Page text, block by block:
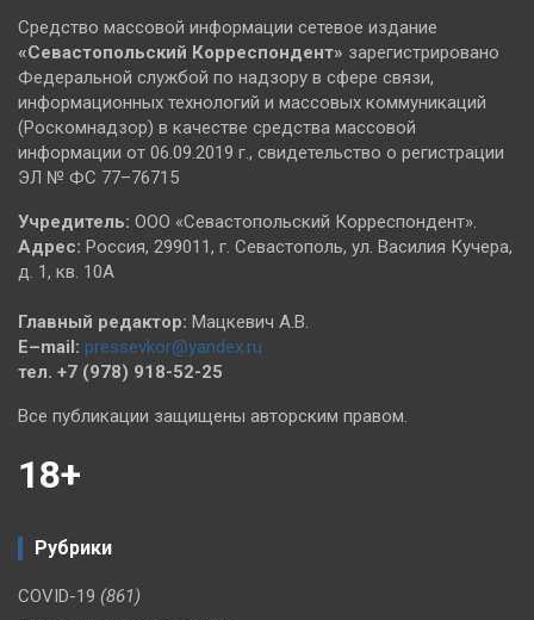
Средство массовой информации сетевое издание
«Севастопольский Корреспондент» зарегистрировано
Федеральной службой по надзору в сфере связи,
информационных технологий и массовых коммуникаций
(Роскомнадзор) в качестве средства массовой
информации от 06.09.2019 г., свидетельство о регистрации
ЭЛ № ФС 77–76715
Учредитель: ООО «Севастопольский Корреспондент».
Адрес: Россия, 299011, г. Севастополь, ул. Василия Кучера,
д. 1, кв. 10А
Главный редактор: Мацкевич А.В.
E–mail: pressevkor@yandex.ru
тел. +7 (978) 918-52-25
Все публикации защищены авторским правом.
18+
Рубрики
COVID-19 (861)